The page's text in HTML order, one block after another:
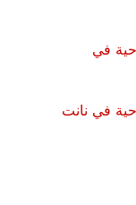
في
في نانت